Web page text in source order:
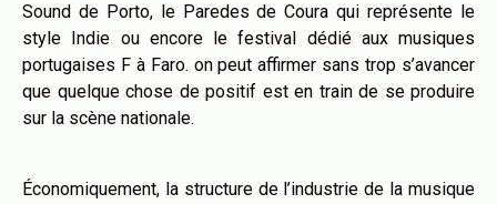
Sound de Porto, le Paredes de Coura qui représente le
style Indie ou encore le festival dédié aux musiques
portugaises F à Faro. on peut affirmer sans trop s’avancer
que quelque chose de positif est en train de se produire
sur la scène nationale.
Économiquement, la structure de l’industrie de la musique